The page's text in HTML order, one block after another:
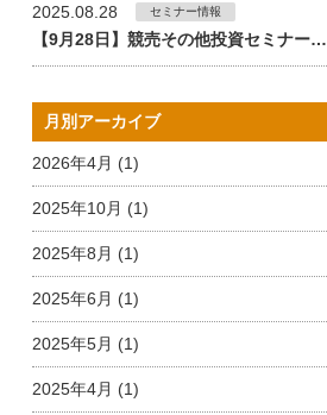
2025.08.28 セミナー情報
【9月28日】競売その他投資セミナー…
月別アーカイブ
2026年4月 (1)
2025年10月 (1)
2025年8月 (1)
2025年6月 (1)
2025年5月 (1)
2025年4月 (1)